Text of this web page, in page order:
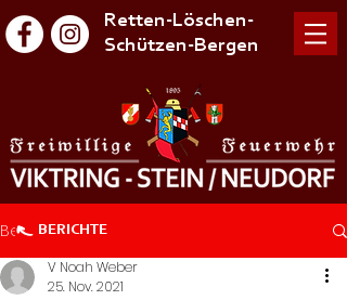
Retten-Löschen-
Schützen-Bergen
Beitrag
V Noah Weber
25. Nov. 2021
BERICHTE